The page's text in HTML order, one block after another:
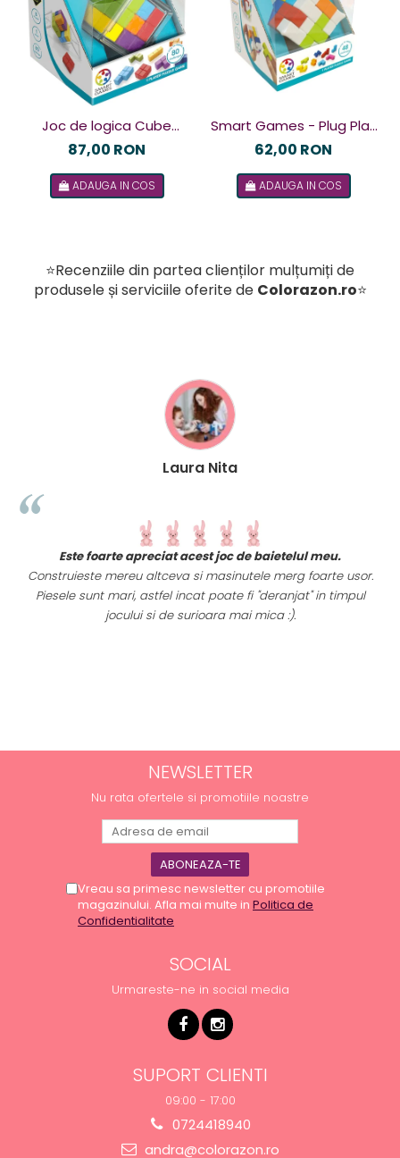
Joc de logica Cube
Puzzler Go, Smart
87,00 RON
ADAUGA IN COS
Smart Games - Plug Play
Puzzler, joc de logica cu
romana
62,00 RON
ADAUGA IN COS
⭐Recenziile din partea clienților mulțumiți de
produsele și serviciile oferite de Colorazon.ro⭐
Laura Nita
Este foarte apreciat acest joc de baietelul meu.
Construieste mereu altceva si masinutele merg foarte usor.
Piesele sunt mari, astfel incat poate fi "deranjat" in timpul
jocului si de surioara mai mica :).
NEWSLETTER
Nu rata ofertele si promotiile noastre
Vreau sa primesc newsletter cu promotiile
magazinului. Afla mai multe in Politica de
Confidentialitate
SOCIAL
Urmareste-ne in social media
SUPORT CLIENTI
09:00 - 17:00
0724418940
andra@colorazon.ro